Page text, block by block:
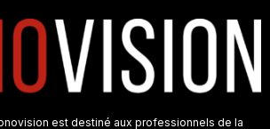
est destiné aux professionnels de la